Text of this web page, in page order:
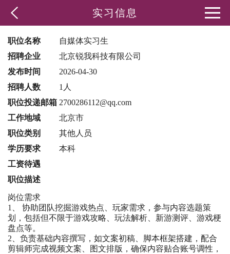
实习信息
职位名称
自媒体实习生
招聘企业
北京锐我科技有限公司
发布时间
2026-04-30
招聘人数
1人
职位投递邮箱 2700286112@qq.com
工作地域
北京市
职位类别
其他人员
学历要求
本科
工资待遇
职位描述
岗位需求
1、 协助团队挖掘游戏热点、玩家需求，参与内容选题策
划，包括但不限于游戏攻略、玩法解析、新游测评、游戏梗
盘点等。
2、负责基础内容撰写，如文案初稿、脚本框架搭建，配合
剪辑师完成视频文案、图文排版，确保内容贴合账号调性，